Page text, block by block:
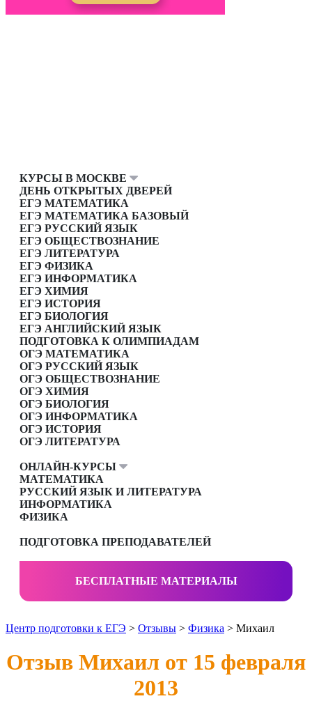
КУРСЫ В МОСКВЕ
ДЕНЬ ОТКРЫТЫХ ДВЕРЕЙ
ЕГЭ МАТЕМАТИКА
ЕГЭ МАТЕМАТИКА БАЗОВЫЙ
ЕГЭ РУССКИЙ ЯЗЫК
ЕГЭ ОБЩЕСТВОЗНАНИЕ
ЕГЭ ЛИТЕРАТУРА
ЕГЭ ФИЗИКА
ЕГЭ ИНФОРМАТИКА
ЕГЭ ХИМИЯ
ЕГЭ ИСТОРИЯ
ЕГЭ БИОЛОГИЯ
ЕГЭ АНГЛИЙСКИЙ ЯЗЫК
ПОДГОТОВКА К ОЛИМПИАДАМ
ОГЭ МАТЕМАТИКА
ОГЭ РУССКИЙ ЯЗЫК
ОГЭ ОБЩЕСТВОЗНАНИЕ
ОГЭ ХИМИЯ
ОГЭ БИОЛОГИЯ
ОГЭ ИНФОРМАТИКА
ОГЭ ИСТОРИЯ
ОГЭ ЛИТЕРАТУРА
ОНЛАЙН-КУРСЫ
МАТЕМАТИКА
РУССКИЙ ЯЗЫК И ЛИТЕРАТУРА
ИНФОРМАТИКА
ФИЗИКА
ПОДГОТОВКА ПРЕПОДАВАТЕЛЕЙ
БЕСПЛАТНЫЕ МАТЕРИАЛЫ
Центр подготовки к ЕГЭ > Отзывы > Физика > Михаил
Отзыв Михаил от 15 февраля
2013